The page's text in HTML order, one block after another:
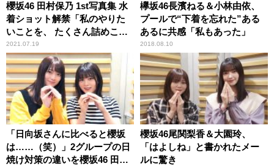
櫻坂46 田村保乃 1st写真集 水
着ショット解禁「私のやりた
いことを、 たくさん詰めこん
でもらいました」
2021.07.19
欅坂46長濱ねる＆小林由依、
プールで“下着を忘れた”ある
あるに共感「私もあった」
2018.08.10
「日向坂さんに比べると櫻坂
は……（笑）」2グループの日
焼け対策の違いを櫻坂46 田村
櫻坂46尾関梨香＆大園玲、
「はよしね」と書かれたメー
ルに驚き